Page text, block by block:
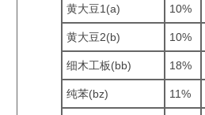
黄大豆1(a) 10%
黄大豆2(b) 10%
细木工板(bb) 18%
纯苯(bz) 11%